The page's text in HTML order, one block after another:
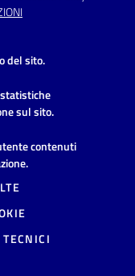
del sito.
sul sito.
contenuti
alle condizioni
e dal d.lgs.